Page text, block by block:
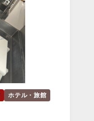
ホテル・旅館